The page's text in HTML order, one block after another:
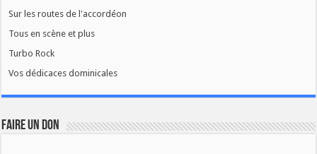
Sur les routes de l'accordéon
Tous en scène et plus
Turbo Rock
Vos dédicaces dominicales
FAIRE UN DON